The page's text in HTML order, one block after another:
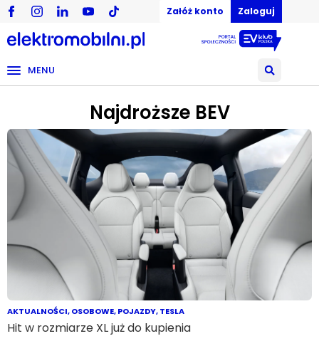
Załóż konto Zaloguj
MENU
Najdroższe BEV
AKTUALNOŚCI,OSOBOWE,POJAZDY,TESLA
Hit w rozmiarze XL już do kupienia